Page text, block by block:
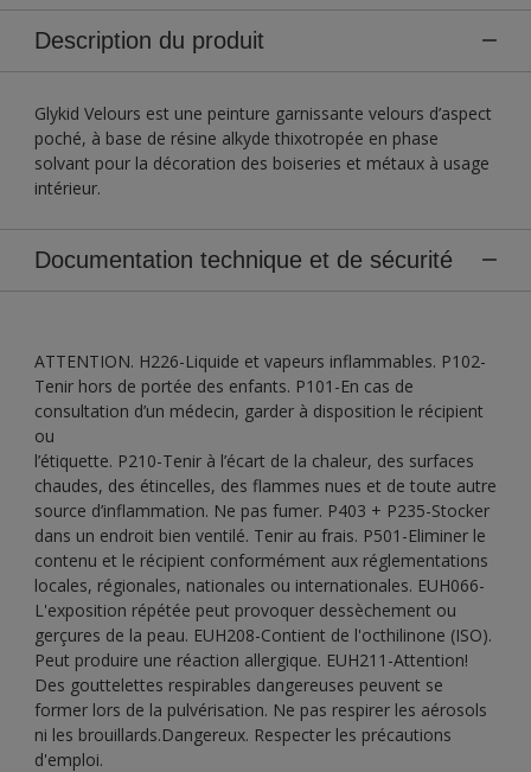
Description du produit
Glykid Velours est une peinture garnissante velours d’aspect
poché, à base de résine alkyde thixotropée en phase
solvant pour la décoration des boiseries et métaux à usage
intérieur.
Documentation technique et de sécurité
ATTENTION. H226-Liquide et vapeurs inflammables. P102-
Tenir hors de portée des enfants. P101-En cas de
consultation d’un médecin, garder à disposition le récipient
ou
l’étiquette. P210-Tenir à l’écart de la chaleur, des surfaces
chaudes, des étincelles, des flammes nues et de toute autre
source d’inflammation. Ne pas fumer. P403 + P235-Stocker
dans un endroit bien ventilé. Tenir au frais. P501-Eliminer le
contenu et le récipient conformément aux réglementations
locales, régionales, nationales ou internationales. EUH066-
L'exposition répétée peut provoquer dessèchement ou
gerçures de la peau. EUH208-Contient de l'octhilinone (ISO).
Peut produire une réaction allergique. EUH211-Attention!
Des gouttelettes respirables dangereuses peuvent se
former lors de la pulvérisation. Ne pas respirer les aérosols
ni les brouillards.Dangereux. Respecter les précautions
d'emploi.